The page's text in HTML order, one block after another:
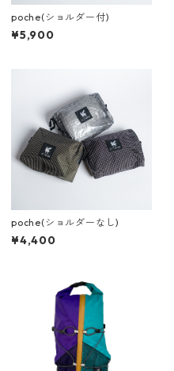
poche(ショルダー付)
¥5,900
poche(ショルダーなし)
¥4,400